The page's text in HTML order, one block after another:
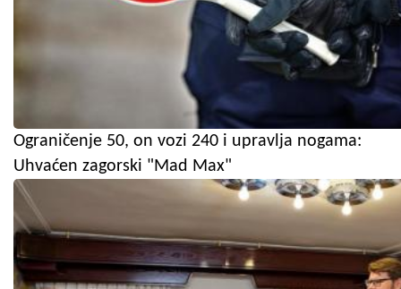
Ograničenje 50, on vozi 240 i upravlja nogama:
Uhvaćen zagorski "Mad Max"